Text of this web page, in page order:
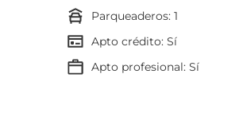
parqueaderos: 1
Apto crédito: Sí
apto profesional: Sí